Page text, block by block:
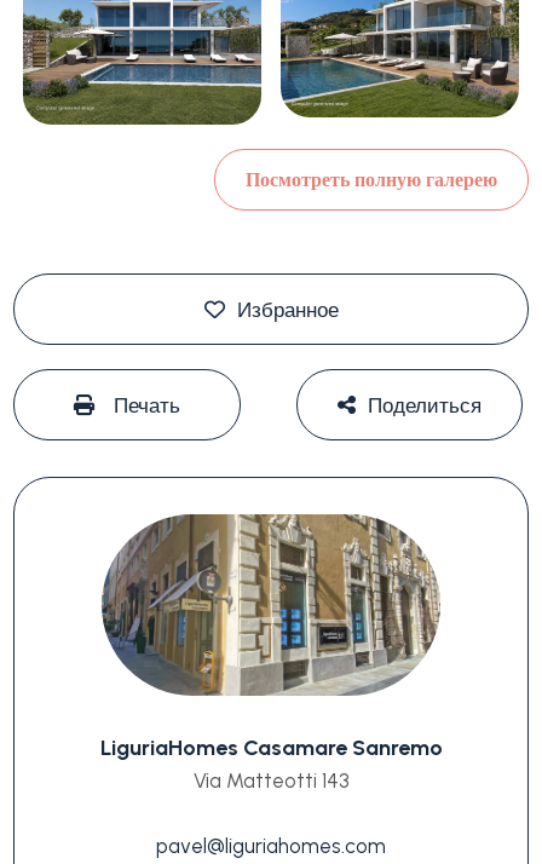
Посмотреть полную галерею
Избранное
Печать Поделиться
LiguriaHomes Casamare Sanremo
Via Matteotti 143
pavel@liguriahomes.com